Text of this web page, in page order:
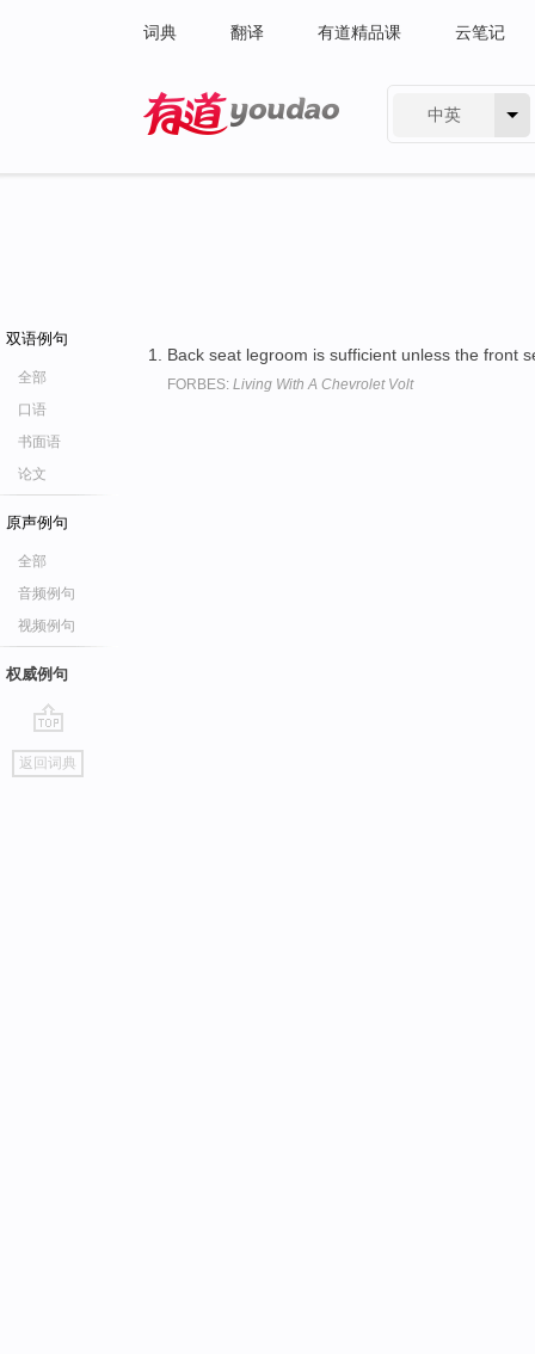
词典 翻译 有道精品课 云笔记
中英
双语例句
全部
口语
书面语
论文
原声例句
全部
音频例句
视频例句
权威例句
go
top
返回词典
Back seat legroom is sufficient unless the front
FORBES: Living With A Chevrolet Volt